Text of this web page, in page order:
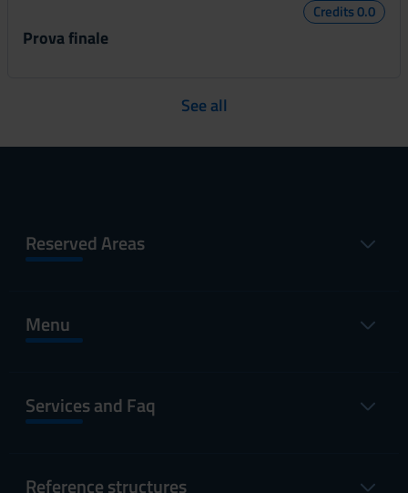
Credits 0.0
Prova finale
See all
Reserved Areas
Menu
Services and Faq
Reference structures